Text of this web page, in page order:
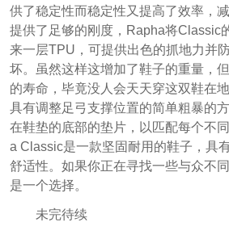
供了稳定性而稳定性又提高了效率，
提供了足够的刚度，Rapha将Classic
来一层TPU，可提供出色的抓地力并
坏。虽然这样这增加了鞋子的重量，
的寿命，毕竟没人会天天穿这双鞋在
具有调整足弓支撑位置的简单粗暴的
在鞋垫的底部的垫片，以匹配每个不
a Classic是一款坚固耐用的鞋子，具
舒适性。如果你正在寻找一些与众不
是一个选择。
未完待续